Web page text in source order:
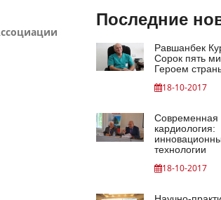
Последние
Равшанбек
Сорок пять
Героем
18-10-2017
Современная
кардиология:
технологии
18-10-2017